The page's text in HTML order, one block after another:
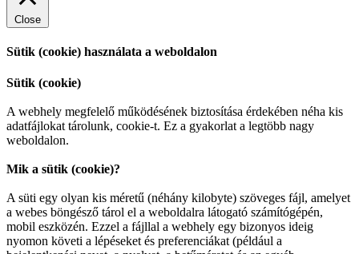
Close
Sütik (cookie) használata a weboldalon
Sütik (cookie)
A webhely megfelelő működésének biztosítása érdekében néha kis
adatfájlokat tárolunk, cookie-t. Ez a gyakorlat a legtöbb nagy
weboldalon.
Mik a sütik (cookie)?
A süti egy olyan kis méretű (néhány kilobyte) szöveges fájl, amelyet
a webes böngésző tárol el a weboldalra látogató számítógépén,
mobil eszközén. Ezzel a fájllal a webhely egy bizonyos ideig
nyomon követi a lépéseket és preferenciákat (például a